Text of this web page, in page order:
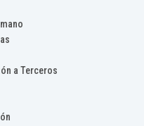
a Terceros